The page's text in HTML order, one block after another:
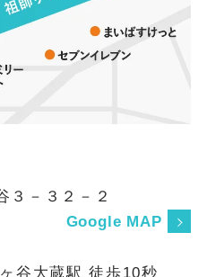
３－３２－２
Google MAP
谷大蔵駅 徒歩10秒